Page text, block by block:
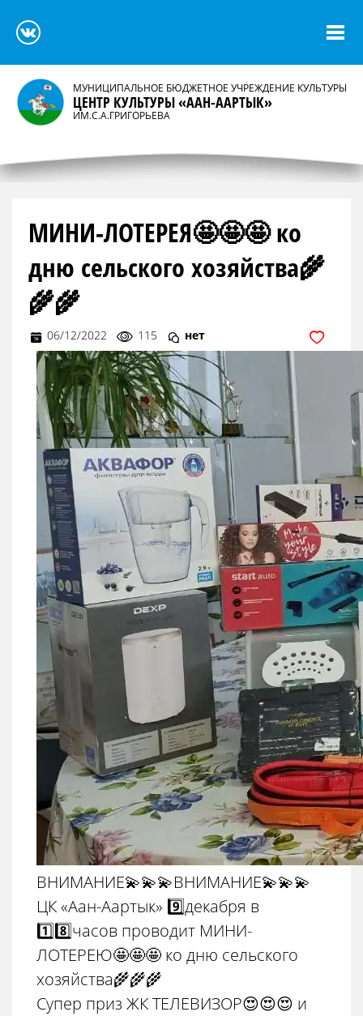
МУНИЦИПАЛЬНОЕ БЮДЖЕТНОЕ УЧРЕЖДЕНИЕ КУЛЬТУРЫ
ЦЕНТР КУЛЬТУРЫ «ААН-ААРТЫК»
ИМ.С.А.ГРИГОРЬЕВА
МИНИ-ЛОТЕРЕЯ🤩🤩🤩 ко
дню сельского хозяйства🌾
🌾🌾
06/12/2022 115 нет
ВНИМАНИЕ💫💫💫ВНИМАНИЕ💫💫💫
ЦК «Аан-Аартык» 9️⃣декабря в
1️⃣8️⃣часов проводит МИНИ-
ЛОТЕРЕЮ🤩🤩🤩 ко дню сельского
хозяйства🌾🌾🌾
Супер приз ЖК ТЕЛЕВИЗОР😍😍😍 и